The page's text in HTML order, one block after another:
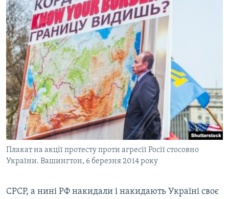
Плакат на акції протесту проти агресії Росії стосовно
України. Вашингтон, 6 березня 2014 року
СРСР, а нині РФ накидали і накидають Україні своє